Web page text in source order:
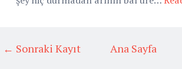
← Sonraki Kayıt Ana Sayfa